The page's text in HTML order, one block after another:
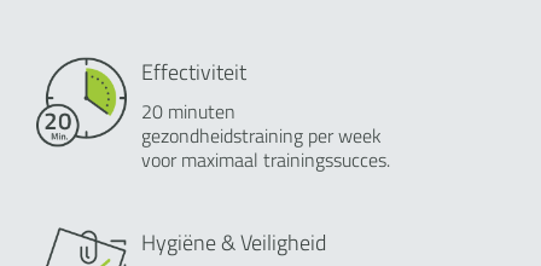
Effectiviteit
20 minuten
gezondheidstraining per week
voor maximaal trainingssucces.
Hygiëne & Veiligheid